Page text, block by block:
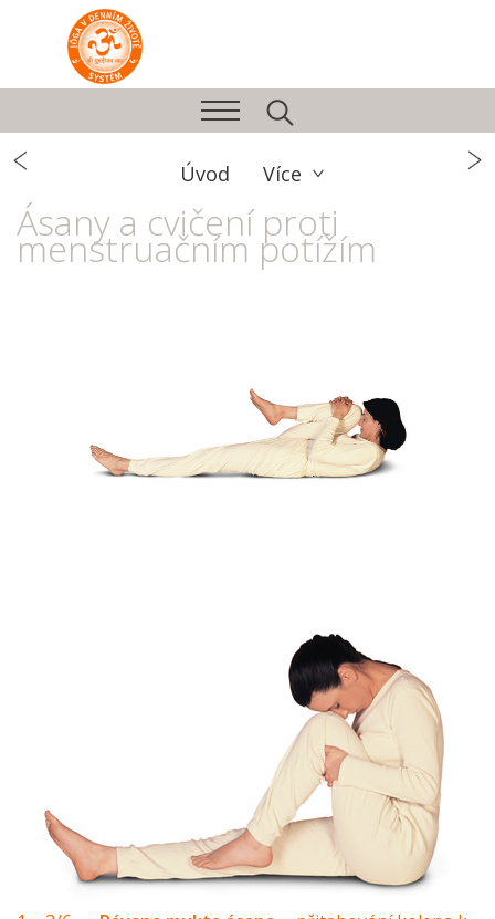
Úvod Více
Ásany a cvičení proti
menstruačním potížím